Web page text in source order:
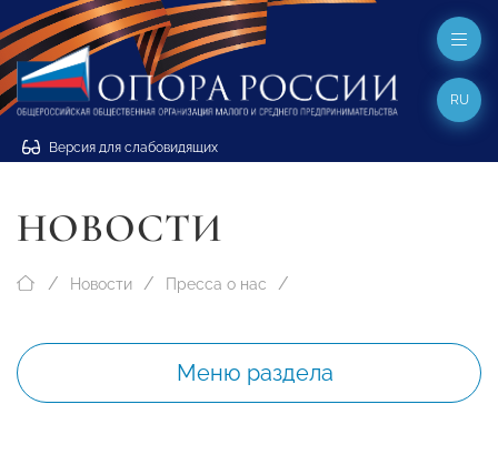
Версия для слабовидящих
RU
НОВОСТИ
Новости Пресса о нас
Меню раздела